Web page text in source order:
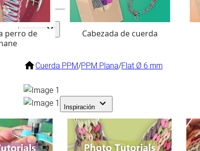
Surtido
perro de
Cabezada de cuerda
Inspiración
Cuerda PPM/PPM Plana/Flat Ø 6 mm